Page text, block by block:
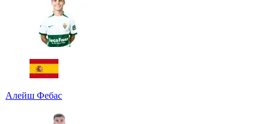
Алейш Фебас